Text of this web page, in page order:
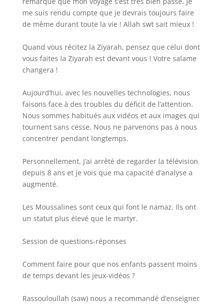
me suis rendu compte que je devrais toujours faire
de même durant toute la vie ! Allah swt sait mieux !
Quand vous récitez la Ziyarah, pensez que celui dont
vous faites la Ziyarah est devant vous ! Votre salame
changera !
Aujourd’hui, avec les nouvelles technologies, nous
faisons face à des troubles du déficit de l’attention.
Nous sommes habitués aux vidéos et aux images qui
tournent sans cesse. Nous ne parvenons pas à nous
concentrer pendant longtemps.
Personnellement, j’ai arrêté de regarder la télévision
depuis 8 ans et je vois que ma capacité d’analyse a
augmenté.
Les Moussalines sont ceux qui font le namaz. Ils ont
un statut plus élevé que le martyr.
Session de questions-réponses
Comment faire pour que nos enfants passent moins
de temps devant les jeux-vidéos ?
Rassouloullah (saw) nous a recommandé d’enseigner